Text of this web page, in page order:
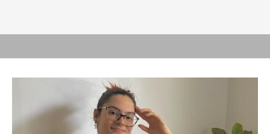
RECUPERARSE MEJOR.